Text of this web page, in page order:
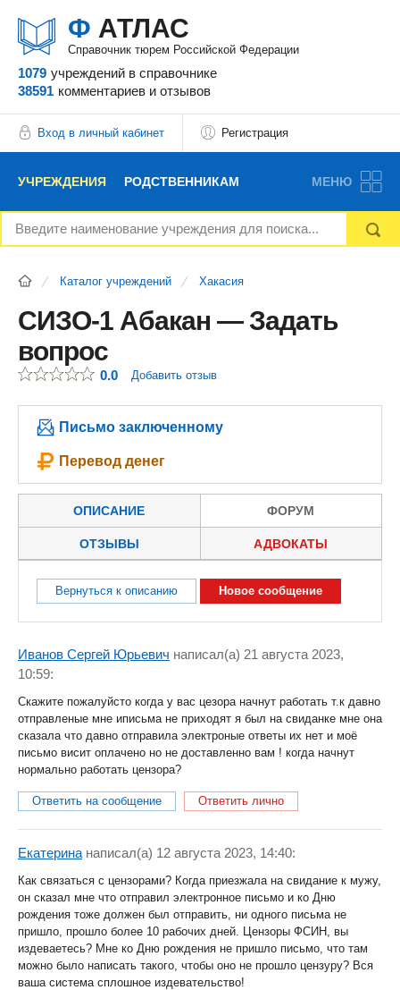
Ф АТЛАС
Справочник тюрем Российской Федерации
1079 учреждений в справочнике
38591 комментариев и отзывов
Вход в личный кабинет Регистрация
УЧРЕЖДЕНИЯ РОДСТВЕННИКАМ
НОВОСТИ БЛОГ АДВОКАТЫ
РЕКЛАМОДАТЕЛЯМ
МЕНЮ
Каталог учреждений Хакасия
СИЗО-1 Абакан — Задать
вопрос
0.0 Добавить отзыв
Письмо заключенному
Перевод денег
ОПИСАНИЕ ФОРУМ
ОТЗЫВЫ АДВОКАТЫ
Вернуться к описанию Новое сообщение
Иванов Сергей Юрьевич написал(a) 21 августа 2023,
10:59:
Скажите пожалуйсто когда у вас цезора начнут работать т.к давно
отправленые мне иписьма не приходят я был на свиданке мне она
сказала что давно отправила электроные ответы их нет и моё
письмо висит оплачено но не доставленно вам ! когда начнут
нормально работать цензора?
Ответить на сообщение Ответить лично
Екатерина написал(a) 12 августа 2023, 14:40:
Как связаться с цензорами? Когда приезжала на свидание к мужу,
он сказал мне что отправил электронное письмо и ко Дню
рождения тоже должен был отправить, ни одного письма не
пришло, прошло более 10 рабочих дней. Цензоры ФСИН, вы
издеваетесь? Мне ко Дню рождения не пришло письмо, что там
можно было написать такого, чтобы оно не прошло цензуру? Вся
ваша система сплошное издевательство!